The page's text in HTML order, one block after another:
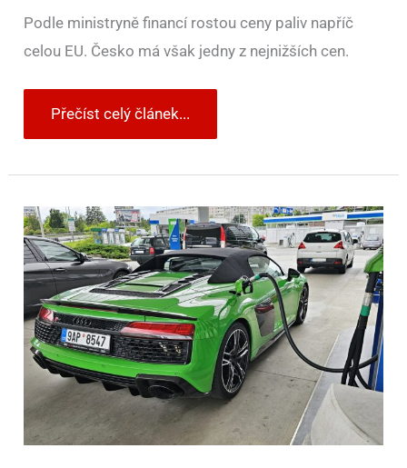
Podle ministryně financí rostou ceny paliv napříč
celou EU. Česko má však jedny z nejnižších cen.
Přečíst celý článek...
Ministerstvo
financí
chce
zkontrolovat
marže
pumpařů.
Pokud
se
ukáží
jako
příliš
vysoké,
resort
zakročí